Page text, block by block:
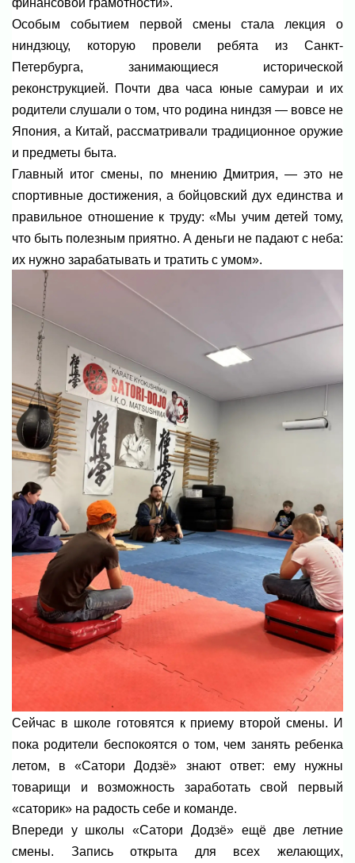
финансовой грамотности».
Особым событием первой смены стала лекция о
ниндзюцу, которую провели ребята из Санкт-
Петербурга, занимающиеся исторической
реконструкцией. Почти два часа юные самураи и их
родители слушали о том, что родина ниндзя — вовсе не
Япония, а Китай, рассматривали традиционное оружие
и предметы быта.
Главный итог смены, по мнению Дмитрия, — это не
спортивные достижения, а бойцовский дух единства и
правильное отношение к труду: «Мы учим детей тому,
что быть полезным приятно. А деньги не падают с неба:
их нужно зарабатывать и тратить с умом».
Сейчас в школе готовятся к приему второй смены. И
пока родители беспокоятся о том, чем занять ребенка
летом, в «Сатори Додзё» знают ответ: ему нужны
товарищи и возможность заработать свой первый
«саторик» на радость себе и команде.
Впереди у школы «Сатори Додзё» ещё две летние
смены. Запись открыта для всех желающих,